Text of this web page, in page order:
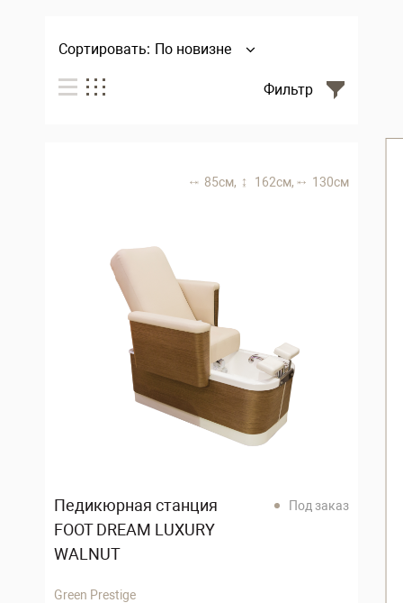
Сортировать: По новизне
Фильтр
85 см, 162 см, 130 см
Педикюрная станция
FOOT DREAM LUXURY
WALNUT
Под заказ
Green Prestige